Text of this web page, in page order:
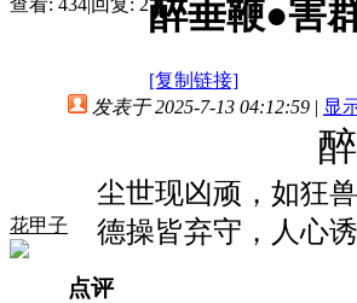
醉垂鞭●害
[复制链接]
花甲子
发表于 2025-7-13 04:12:59 | 显
尘世现凶顽，如狂
德操皆弃守，人心
点评